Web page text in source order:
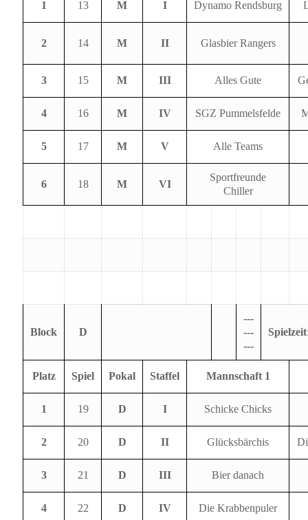
1 13 M I Dynamo Rendsburg
2 14 M II Glasbier Rangers
3 15 M III Alles Gute
4 16 M IV SGZ Pummelsfelde
5 17 M V Alle Teams
6 18 M VI
Sportfreunde
Chiller
Block D
---
---
---
Platz Spiel Pokal Staffel Mannschaft 1
1 19 D I Schicke Chicks
2 20 D II Glücksbärchis
3 21 D III Bier danach
4 22 D IV Die Krabbenpuler